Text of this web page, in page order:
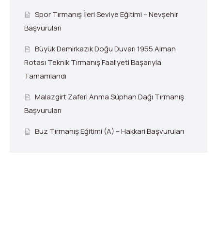
Spor Tırmanış İleri Seviye Eğitimi – Nevşehir
Başvuruları
Büyük Demirkazık Doğu Duvarı 1955 Alman
Rotası Teknik Tırmanış Faaliyeti Başarıyla
Tamamlandı
Malazgirt Zaferi Anma Süphan Dağı Tırmanış
Başvuruları
Buz Tırmanış Eğitimi (A) – Hakkari Başvuruları